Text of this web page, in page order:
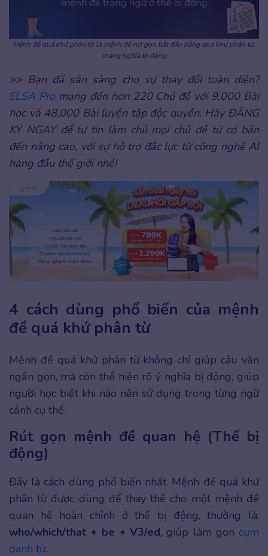
Mệnh đề quá khứ phân từ là mệnh đề rút gọn bắt đầu bằng quá khứ phân từ,
mang nghĩa bị động
>> Bạn đã sẵn sàng cho sự thay đổi toàn diện?
ELSA Promang đến hơn 220 Chủ đề với 9,000 Bài
học và 48,000 Bài luyện tập độc quyền. Hãy ĐĂNG
KÝ NGAY để tự tin làm chủ mọi chủ đề từ cơ bản
đến nâng cao, với sự hỗ trợ đắc lực từ công nghệ AI
hàng đầu thế giới nhé!
4 cách dùng phổ biến của mệnh
đề quá khứ phân từ
Mệnh đề quá khứ phân từ không chỉ giúp câu văn
ngắn gọn, mà còn thể hiện rõ ý nghĩa bị động, giúp
người học biết khi nào nên sử dụng trong từng ngữ
cảnh cụ thể.
Rút gọn mệnh đề quan hệ (Thể bị
động)
Đây là cách dùng phổ biến nhất. Mệnh đề quá khứ
phân từ được dùng để thay thế cho một mệnh đề
quan hệ hoàn chỉnh ở thể bị động, thường là:
who/which/that + be + V3/ed, giúp làm gọn cụm
danh từ.